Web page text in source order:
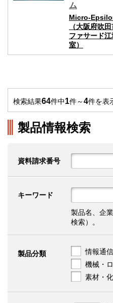
ム
Micro-
（大阪府吹
ファサード
室）
検索結果64件中1件～4件を表
製品情報検索
資料請求番号
キーワード
製品名、企
検索）。
製品分類 情報通
機械・
素材・